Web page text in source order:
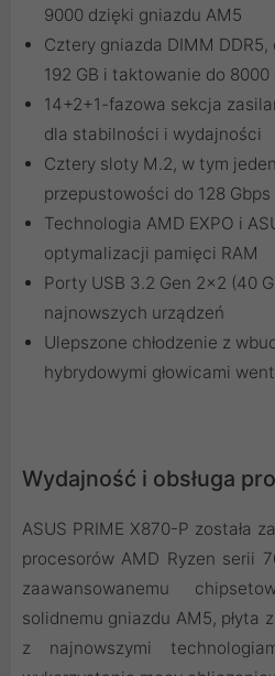
9000 dzięki gniazdu AM5
Cztery gniazda DIMM
192 GB i taktowanie do 8000
14+2+1-fazowa sekcja
dla stabilności i wydajności
Cztery sloty M.2, w tym
przepustowości do 128 Gbps
Technologia AMD EXPO i
optymalizacji pamięci RAM
Porty USB 3.2 Gen 2x2 (40
najnowszych urządzeń
Ulepszone chłodzenie z
hybrydowymi głowicami
Wydajność i obsługa
ASUS PRIME X870-P została
procesorów AMD Ryzen serii
zaawansowanemu
solidnemu gniazdu AM5, płyta
z najnowszymi